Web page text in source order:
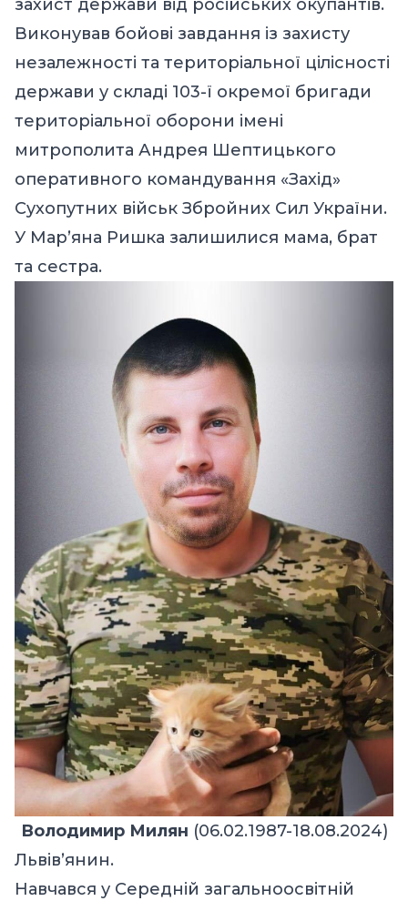
захист держави від російських окупантів.
Виконував бойові завдання із захисту
незалежності та територіальної цілісності
держави у складі 103-ї окремої бригади
територіальної оборони імені
митрополита Андрея Шептицького
оперативного командування «Захід»
Сухопутних військ Збройних Сил України.
У Марʼяна Ришка залишилися мама, брат
та сестра.
Володимир Милян (06.02.1987-18.08.2024)
Львівʼянин.
Навчався у Середній загальноосвітній